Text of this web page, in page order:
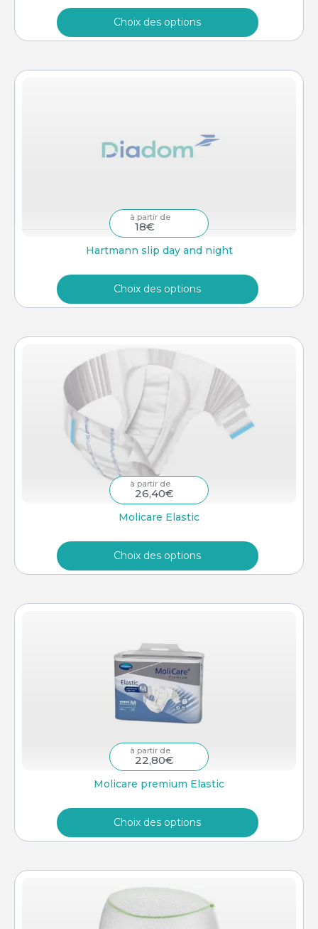
Choix des options
Hartmann slip day and night
18€ –
Choix des options
Molicare Elastic
26,40€
–
Choix des options
Molicare premium Elastic
22,80€
–
Choix des options